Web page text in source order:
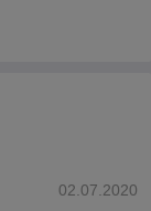
02.07.2020